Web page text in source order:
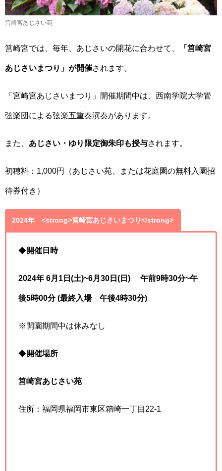
筥崎宮あじさい苑
筥崎宮では、毎年、あじさいの開花に合わせて、 「筥崎宮
あじさいまつり」が開催されます。
「宮崎宮あじさいまつり」開催期間中は、西南学院大学管
弦楽団による弦楽五重奏演奏があります。
また、 あじさい・ゆり限定御朱印も授与されます。
初穂料：1,000円（あじさい苑、または花庭園の無料入園招
待券付き）
2024年 <strong>筥崎宮あじさいまつり</strong>
◆開催日時
2024年 6月1日(土)~6月30日(日) 午前9時30分~午
後5時00分 (最終入場 午後4時30分)
※開園期間中は休みなし
◆開催場所
筥崎宮あじさい苑
住所：福岡県福岡市東区箱崎一丁目22-1